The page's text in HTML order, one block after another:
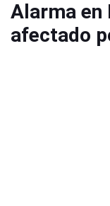
Alarma en
afectado